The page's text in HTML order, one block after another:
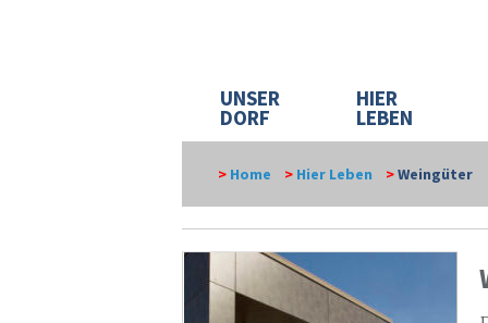
UNSER
DORF
HIER
LEBEN
> Home > Hier Leben >Weingüter